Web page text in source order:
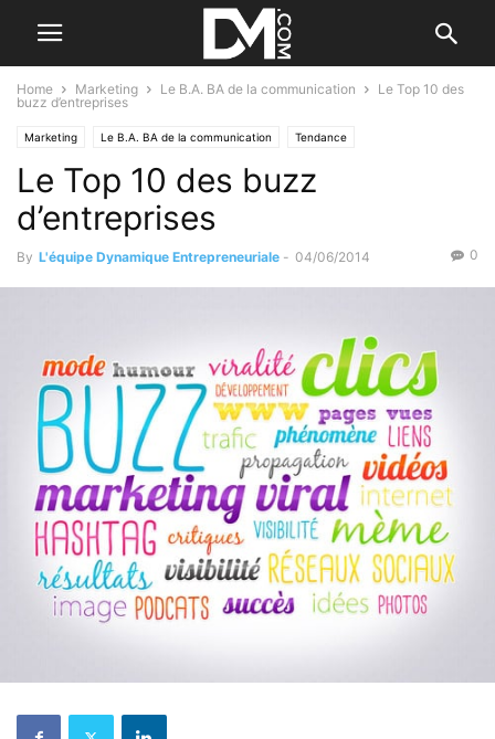
Home Marketing Le B.A. BA de la communication
Le Top 10 des
buzz d’entreprises
Marketing Le B.A. BA de la communication Tendance
Le Top 10 des buzz
d’entreprises
By L'équipe Dynamique Entrepreneuriale - 04/06/2014 0